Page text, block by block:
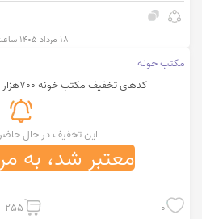
۱۸ مرداد ۱۴۰۵ ساعت ۰۱:۳۰
مکتب خونه
کدهای تخفیف مکتب خونه 700هزار تومانی ویژه جشنواره نوروز
این تخفیف در حال
معتبر شد، به
0
255